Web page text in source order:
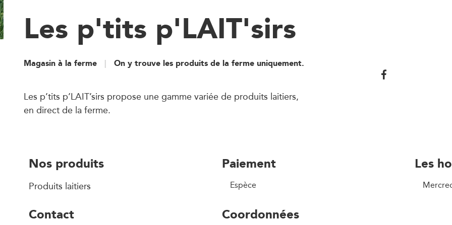
Les p'tits p'LAIT'sirs
Magasin à la ferme On y trouve les produits de la ferme uniquement.
Les p’tits p’LAIT’sirs propose une gamme variée de produits laitiers,
en direct de la ferme.
Nos produits
Produits laitiers
Paiement
Espèce
Les
Contact Coordonnées